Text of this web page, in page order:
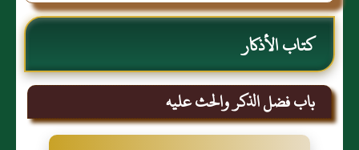
كتاب الأذكار
باب فضل الذكر والحث عليه